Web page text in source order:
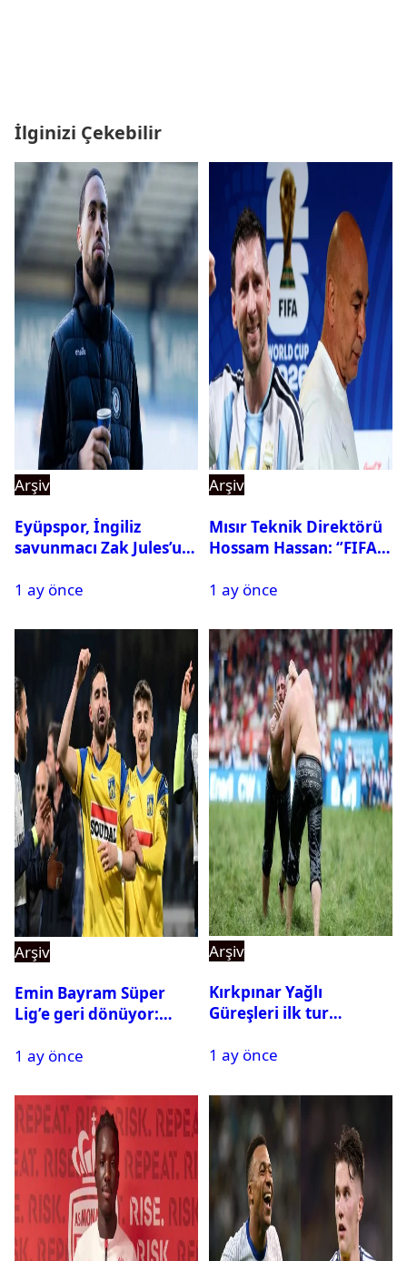
İlginizi Çekebilir
Arşiv
Eyüpspor, İngiliz
savunmacı Zak Jules’u
1 ay önce
Arşiv
Mısır Teknik Direktörü
Hossam Hassan: ‘’FIFA,
istemiyor’’
1 ay önce
Arşiv
Emin Bayram Süper
Lig’e geri dönüyor:
1 ay önce
Arşiv
Kırkpınar Yağlı
Güreşleri ilk tur
2. tura geçen
1 ay önce